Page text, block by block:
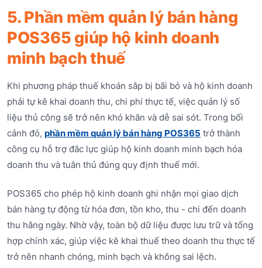
5. Phần mềm quản lý bán hàng
POS365 giúp hộ kinh doanh
minh bạch thuế
Khi phương pháp thuế khoán sắp bị bãi bỏ và hộ kinh doanh
phải tự kê khai doanh thu, chi phí thực tế, việc quản lý số
liệu thủ công sẽ trở nên khó khăn và dễ sai sót. Trong bối
cảnh đó, phần mềm quản lý bán hàng POS365 trở thành
công cụ hỗ trợ đắc lực giúp hộ kinh doanh minh bạch hóa
doanh thu và tuân thủ đúng quy định thuế mới.
POS365 cho phép hộ kinh doanh ghi nhận mọi giao dịch
bán hàng tự động từ hóa đơn, tồn kho, thu - chi đến doanh
thu hằng ngày. Nhờ vậy, toàn bộ dữ liệu được lưu trữ và tổng
hợp chính xác, giúp việc kê khai thuế theo doanh thu thực tế
trở nên nhanh chóng, minh bạch và không sai lệch.